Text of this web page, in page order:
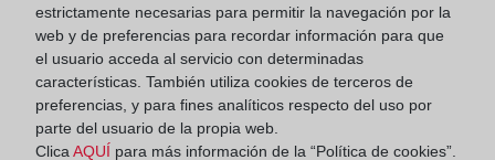
Ababuj
Abejuela
Aguilar Del Alfambra
Albentosa
estrictamente necesarias para permitir la navegación por la
web y de preferencias para recordar información para que
el usuario acceda al servicio con determinadas
características. También utiliza cookies de terceros de
preferencias, y para fines analíticos respecto del uso por
parte del usuario de la propia web.
Clica AQUÍ para más información de la “Política de cookies”.